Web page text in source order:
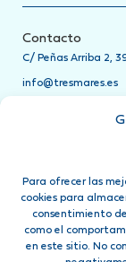
Para ofrecer las
cookies para
consentimiento
como el
en este sitio. No
Contacto
C/ Peñas Arriba 2,
info@tresmares.es
Teléfonos de
Ponte en contacto
llamando a su
Síguenos en: